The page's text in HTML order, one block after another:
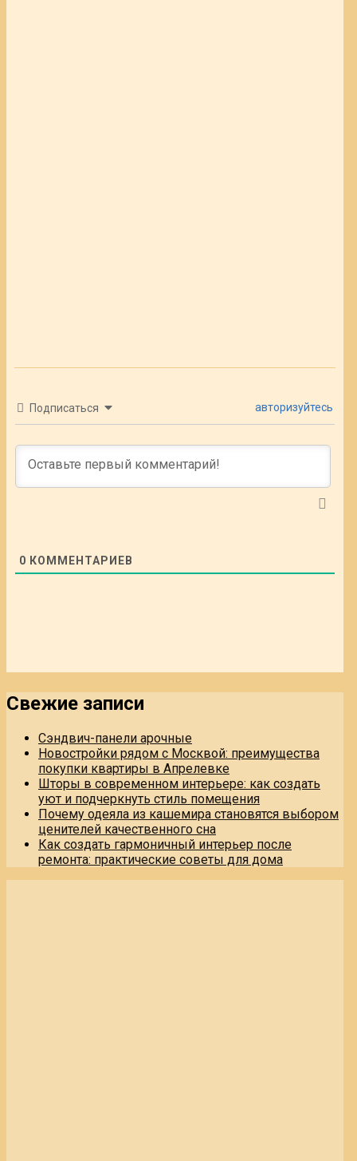
Подписаться авторизуйтесь
0 КОММЕНТАРИЕВ
Свежие записи
Сэндвич-панели арочные
Новостройки рядом с Москвой: преимущества
покупки квартиры в Апрелевке
Шторы в современном интерьере: как создать
уют и подчеркнуть стиль помещения
Почему одеяла из кашемира становятся выбором
ценителей качественного сна
Как создать гармоничный интерьер после
ремонта: практические советы для дома